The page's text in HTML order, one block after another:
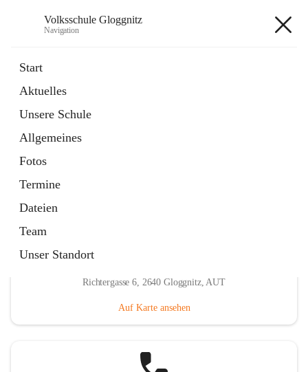
Volksschule Gloggnitz
Navigation
Start
Aktuelles
Unsere Schule
Allgemeines
Fotos
Termine
Dateien
Team
Unser Standort
Seite
in
Tab
Elternverein
öffnet
in
neuem
Tab
Richtergasse 6, 2640 Gloggnitz, AUT
Auf Karte ansehen